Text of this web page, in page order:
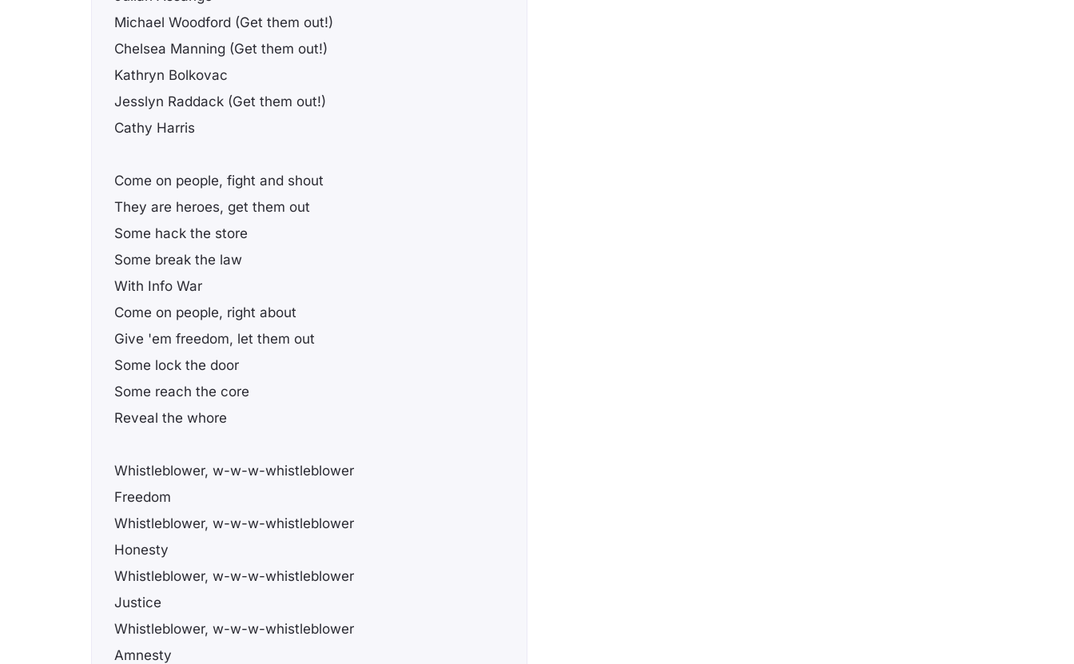
Michael Woodford (Get them out!)
Chelsea Manning (Get them out!)
Kathryn Bolkovac
Jesslyn Raddack (Get them out!)
Cathy Harris
Come on people, fight and shout
They are heroes, get them out
Some hack the store
Some break the law
With Info War
Come on people, right about
Give 'em freedom, let them out
Some lock the door
Some reach the core
Reveal the whore
Whistleblower, w-w-w-whistleblower
Freedom
Whistleblower, w-w-w-whistleblower
Honesty
Whistleblower, w-w-w-whistleblower
Justice
Whistleblower, w-w-w-whistleblower
Amnesty